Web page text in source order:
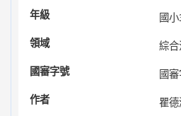
國
綜
國
瞿